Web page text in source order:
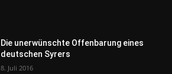
Die unerwünschte Offenbarung eines
deutschen Syrers
8. Juli 2016